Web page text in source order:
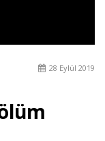
28 Eylül 2019